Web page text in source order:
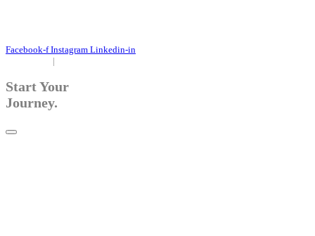
Facebook-f Instagram Linkedin-in
|
Start Your
Journey.